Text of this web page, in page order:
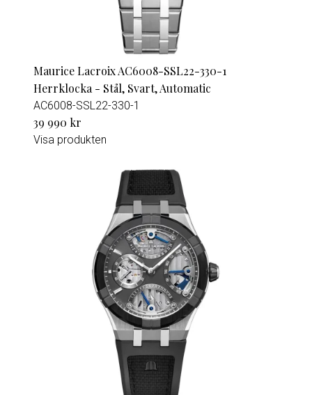
Maurice Lacroix AC6008-SSL22-330-1
Herrklocka - Stål, Svart, Automatic
AC6008-SSL22-330-1
39 990 kr
Visa produkten